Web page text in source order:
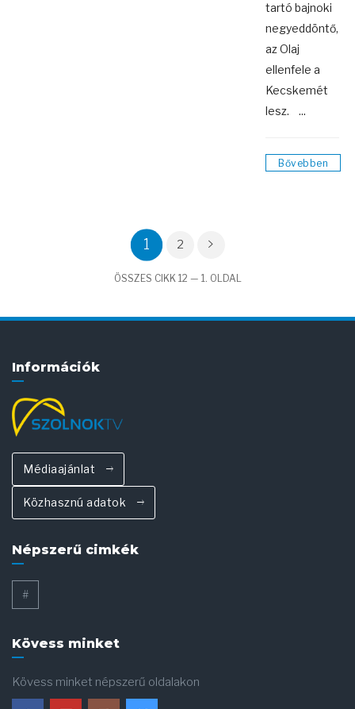
tartó bajnoki
negyeddöntő,
az Olaj
ellenfele a
Kecskemét
lesz. ...
Bővebben
1 2
ÖSSZES CIKK 12 — 1. OLDAL
Információk
Médiaajánlat
Közhasznú adatok
Népszerű cimkék
#
Kövess minket
Kövess minket népszerű oldalakon